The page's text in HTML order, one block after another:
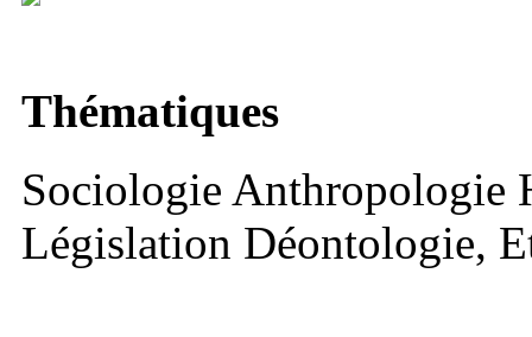
Thématiques
Sociologie Anthropologie
Législation Déontologie,